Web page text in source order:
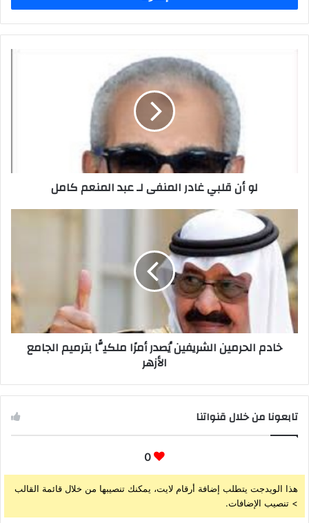
لو أن قلبي غادر المنفى لـ عبد المنعم كامل
خادم الحرمين الشريفين يُصدر أمرًا ملكيًّا بترميم الجامع
الأزهر
تابعونا من خلال قنواتنا
0
هذا الويدجت يتطلب إضافة أرقام لايت، يمكنك تنصيبها من خلال قائمة القالب
> تنصيب الإضافات.